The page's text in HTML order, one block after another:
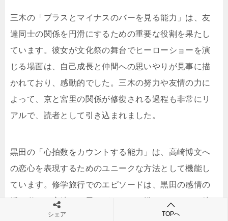
三木の「プラスとマイナスのバーを見る能力」は、友
達同士の関係を円滑にするための重要な役割を果たし
ています。彼女が文化祭の舞台でヒーローショーを演
じる場面は、自己成長と仲間への思いやりが見事に描
かれており、感動的でした。三木の努力や友情の力に
よって、京と宮里の関係が修復される過程も非常にリ
アルで、読者として引き込まれました。
黒田の「心拍数をカウントする能力」は、高崎博文へ
の恋心を表現するためのユニークな方法として機能し
ています。修学旅行でのエピソードは、黒田の感情の
揺れ動きや高崎への思いがリアルに描かれており、彼
女の成長とともに友情の深まりも感じられました。特
シェア TOPへ